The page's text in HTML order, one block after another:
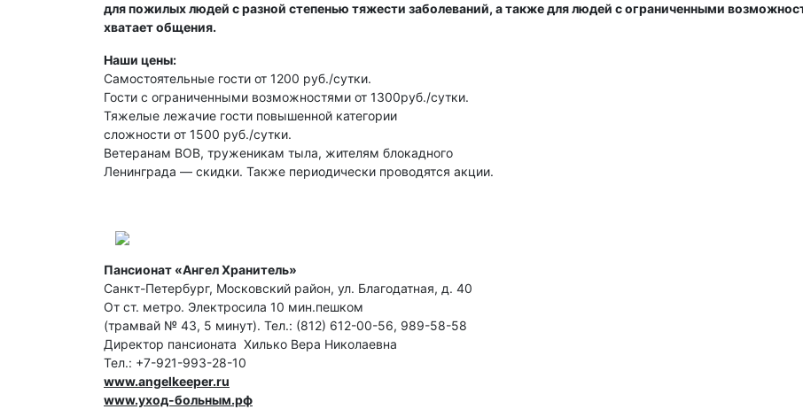
для пожилых людей с разной степенью тяжести заболеваний, а также для людей с ограниченными
хватает общения.
Наши цены:
Самостоятельные гости от 1200 руб./сутки.
Гости с ограниченными возможностями от 1300руб./сутки.
Тяжелые лежачие гости повышенной категории
сложности от 1500 руб./сутки.
Ветеранам ВОВ, труженикам тыла, жителям блокадного
Ленинграда — скидки. Также периодически проводятся акции.
Пансионат «Ангел Хранитель»
Санкт-Петербург, Московский район, ул. Благодатная, д. 40
От ст. метро. Электросила 10 мин.пешком
(трамвай № 43, 5 минут). Тел.: (812) 612-00-56, 989-58-58
Директор пансионата Хилько Вера Николаевна
Тел.: +7-921-993-28-10
www.angelkeeper.ru
www.уход-больным.рф